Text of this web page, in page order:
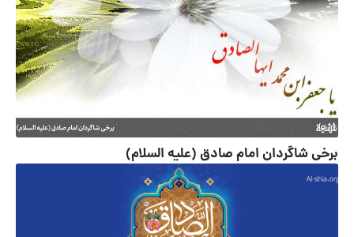
برخی شاگردان امام صادق (علیه السلام)